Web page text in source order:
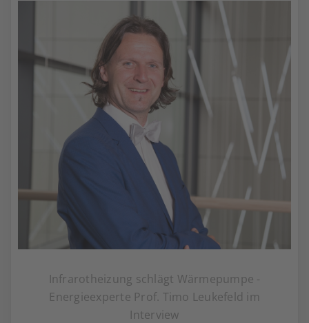
Infrarotheizung schlägt Wärmepumpe -
Energieexperte Prof. Timo Leukefeld im
Interview